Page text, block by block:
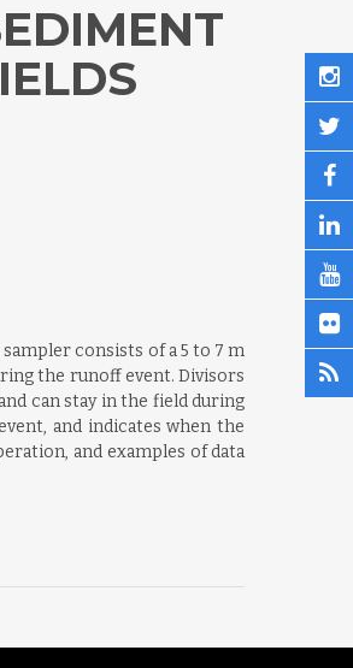
consists of a 5 to 7 m
the runoff event. Divisors
can stay in the field during
and indicates when the
and examples of data